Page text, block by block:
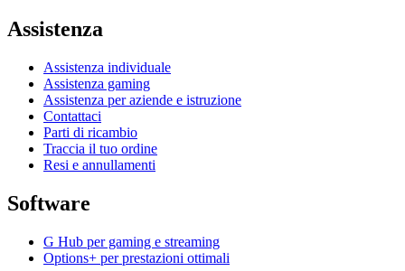
Assistenza
Assistenza individuale
Assistenza gaming
Assistenza per aziende e istruzione
Contattaci
Parti di ricambio
Traccia il tuo ordine
Resi e annullamenti
Software
G Hub per gaming e streaming
Options+ per prestazioni ottimali